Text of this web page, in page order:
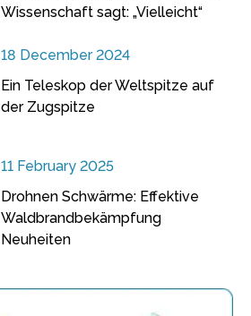
Wissenschaft sagt: „Vielleicht“
18 December 2024
Ein Teleskop der Weltspitze auf
der Zugspitze
11 February 2025
Drohnen Schwärme: Effektive
Waldbrandbekämpfung
Neuheiten